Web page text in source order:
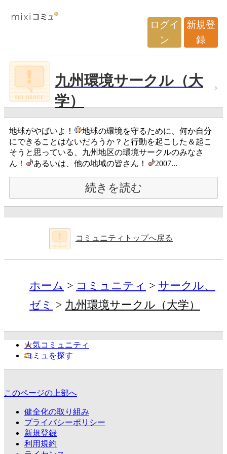
ログイ
ン
新規登
録
九州環境サークル（大
学）
地球がやばいよ！
地球の環境を守るために、何か自分
にできることはないだろうか？と行動を起こした＆起こ
そうと思っている、九州地区の環境サークルのみなさ
ん！
あるいは、他の地域の皆さん！ 2007...
続きを読む
コミュニティトップへ戻る
ホーム コミュニティ
サークル、
ゼミ
九州環境サークル（大学）
人気コミュニティ
コミュを探す
このページの上部へ
健全化の取り組み
プライバシーポリシー
新規登録
利用規約